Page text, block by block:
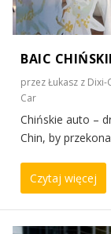
BAIC
przezŁukasz z Dixi-
Car
Chińskie auto –
Chin, by
Czytaj więcej